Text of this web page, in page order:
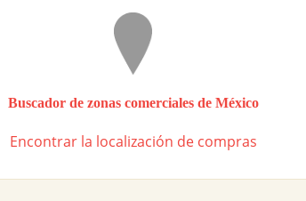
Buscador de zonas comerciales de México
Encontrar la localización de compras